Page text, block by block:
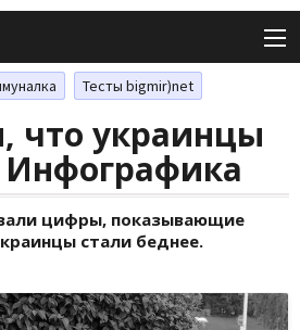
Тесты bigmir)net
что украинцы
цифры, показывающие
стали беднее.